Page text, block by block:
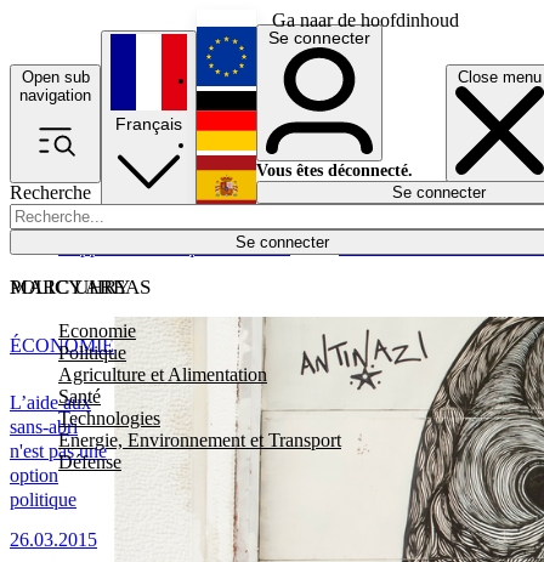
Ga naar de hoofdinhoud
Open sub
navigation
Close menu
Recherche
Se connecter
POLICY AREAS
Economie
Politique
Agriculture et Alimentation
Santé
Technologies
Energie, Environnement et Transport
Défense
Économie
Français
English
Deutsch
Español
Se connecter
Vous êtes déconnecté.
Se connecter
MARC UHRY
L’aide aux
sans-abri
n'est pas une
option
politique
26.03.2015
ÉCONOMIE